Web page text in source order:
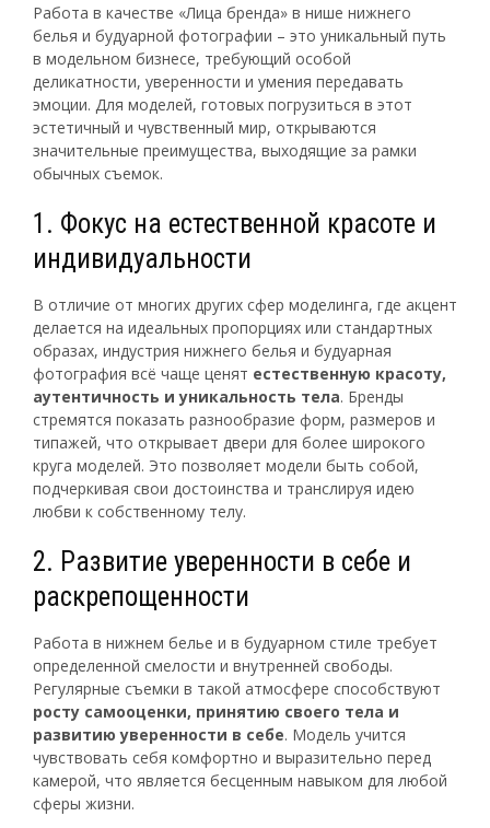
Работа в качестве «Лица бренда» в нише нижнего
белья и будуарной фотографии – это уникальный путь
в модельном бизнесе, требующий особой
деликатности, уверенности и умения передавать
эмоции. Для моделей, готовых погрузиться в этот
эстетичный и чувственный мир, открываются
значительные преимущества, выходящие за рамки
обычных съемок.
1. Фокус на естественной красоте и
индивидуальности
В отличие от многих других сфер моделинга, где акцент
делается на идеальных пропорциях или стандартных
образах, индустрия нижнего белья и будуарная
фотография всё чаще ценят естественную красоту,
аутентичность и уникальность тела. Бренды
стремятся показать разнообразие форм, размеров и
типажей, что открывает двери для более широкого
круга моделей. Это позволяет модели быть собой,
подчеркивая свои достоинства и транслируя идею
любви к собственному телу.
2. Развитие уверенности в себе и
раскрепощенности
Работа в нижнем белье и в будуарном стиле требует
определенной смелости и внутренней свободы.
Регулярные съемки в такой атмосфере способствуют
росту самооценки, принятию своего тела и
развитию уверенности в себе. Модель учится
чувствовать себя комфортно и выразительно перед
камерой, что является бесценным навыком для любой
сферы жизни.